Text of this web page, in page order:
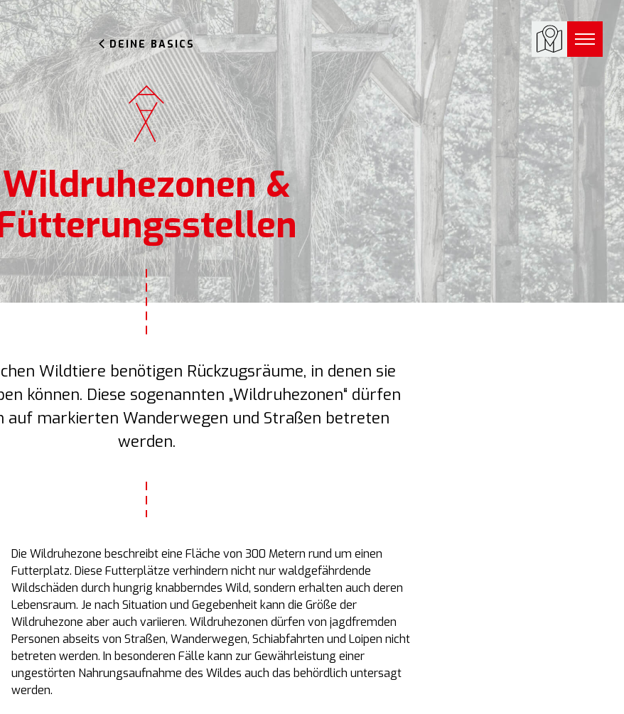
DEINE BASICS
Wildruhezonen &
Wildtiere benötigen Rückzugsräume, in denen sie
können. Diese sogenannten „Wildruhezonen“ dürfen
auf markierten Wanderwegen und Straßen betreten
werden.
Die Wildruhezone beschreibt eine Fläche von 300 Metern rund um einen
Futterplatz. Diese Futterplätze verhindern nicht nur waldgefährdende
Wildschäden durch hungrig knabberndes Wild, sondern erhalten auch deren
Lebensraum. Je nach Situation und Gegebenheit kann die Größe der
Wildruhezone aber auch variieren. Wildruhezonen dürfen von jagdfremden
Personen abseits von Straßen, Wanderwegen, Schiabfahrten und Loipen nicht
betreten werden. In besonderen Fälle kann zur Gewährleistung einer
ungestörten Nahrungsaufnahme des Wildes auch das behördlich untersagt
werden.